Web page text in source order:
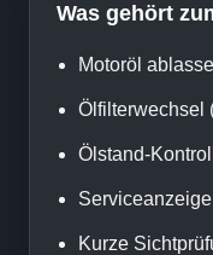
Was gehört
Motoröl
Ölfilterwechsel
Ölstand-
Kurze